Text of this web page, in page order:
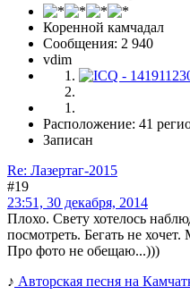
Коренной камчадал
Сообщения: 2 940
vdim
Расположение: 41
Записан
Re: Лазертаг-2015
#19
23:51, 30 декабря, 2014
Плохо. Свету хотелось
посмотреть. Бегать не
Про фото не обещаю...)))
♪ Авторская песня на